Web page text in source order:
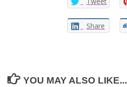
Share
YOU MAY ALSO LIKE...